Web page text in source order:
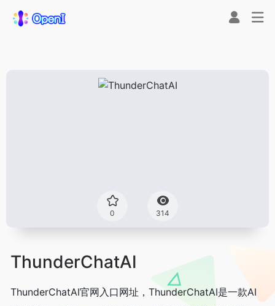
0 314
ThunderChatAI
ThunderChatAI官网入口网址，ThunderChatAI是一款AI